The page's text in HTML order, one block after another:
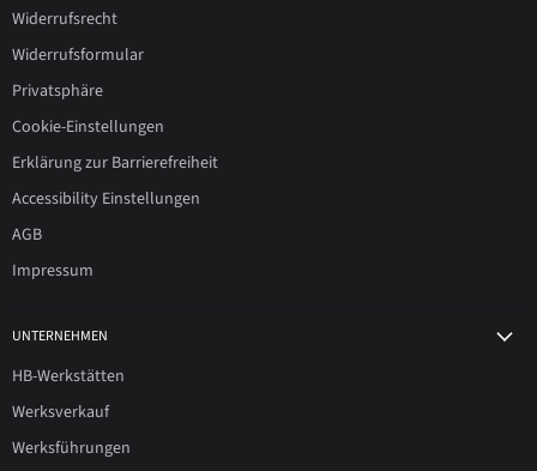
Widerrufsrecht
Widerrufsformular
Privatsphäre
Cookie-Einstellungen
Erklärung zur Barrierefreiheit
Accessibility Einstellungen
AGB
Impressum
UNTERNEHMEN
HB-Werkstätten
Werksverkauf
Werksführungen